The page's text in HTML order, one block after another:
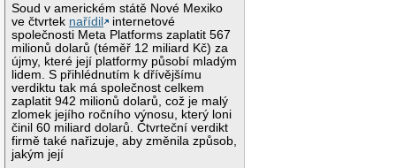
Soud v americkém státě Nové Mexiko
ve čtvrtek nařídil
internetové
společnosti Meta Platforms zaplatit 567
milionů dolarů (téměř 12 miliard Kč) za
újmy, které její platformy působí mladým
lidem. S přihlédnutím k dřívějšímu
verdiktu tak má společnost celkem
zaplatit 942 milionů dolarů, což je malý
zlomek jejího ročního výnosu, který loni
činil 60 miliard dolarů. Čtvrteční verdikt
firmě také nařizuje, aby změnila způsob,
jakým její